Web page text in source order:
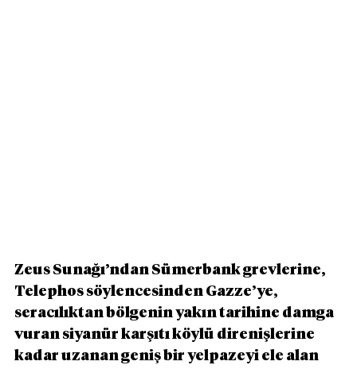
Zeus Sunağı’ndan Sümerbank grevlerine,
Telephos söylencesinden Gazze’ye,
seracılıktan bölgenin yakın tarihine damga
vuran siyanür karşıtı köylü direnişlerine
kadar uzanan geniş bir yelpazeyi ele alan